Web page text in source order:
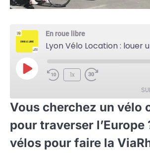
En roue libre
Play
1x
RSS FEED
LINK
Vous cherchez un vélo
pour traverser l’Europe
vélos pour faire la